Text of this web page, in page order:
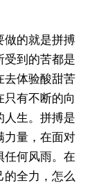
做的就是拼搏
受到的苦都是
去体验酸甜苦
只有不断的向
人生。拼搏是
力量，在面对
任何风雨。在
的全力，怎么